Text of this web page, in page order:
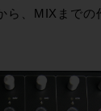
ら、MIXまでの